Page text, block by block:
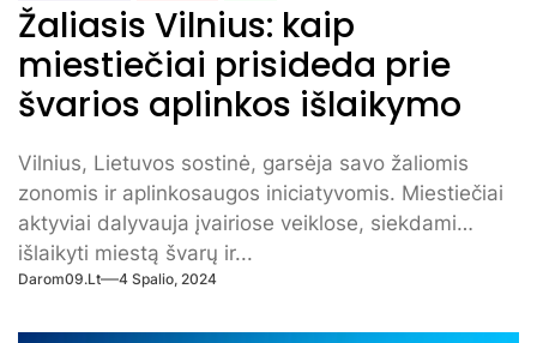
Žaliasis Vilnius: kaip
miestiečiai prisideda prie
švarios aplinkos išlaikymo
Vilnius, Lietuvos sostinė, garsėja savo žaliomis
zonomis ir aplinkosaugos iniciatyvomis. Miestiečiai
aktyviai dalyvauja įvairiose veiklose, siekdami
išlaikyti miestą švarų ir...
Darom09.lt 4 Spalio, 2024